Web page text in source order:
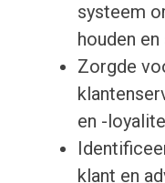
systeem
houden
Zorgde
en -
klant en